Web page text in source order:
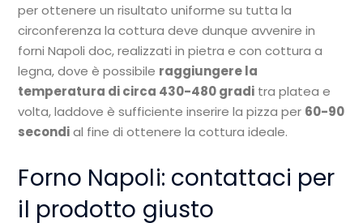
per ottenere un risultato uniforme su tutta la
circonferenza la cottura deve dunque avvenire in
forni Napoli doc, realizzati in pietra e con cottura a
legna, dove è possibile raggiungere la
temperatura di circa 430-480 gradi tra platea e
volta, laddove è sufficiente inserire la pizza per 60-90
secondial fine di ottenere la cottura ideale.
Forno Napoli: contattaci per
il prodotto giusto